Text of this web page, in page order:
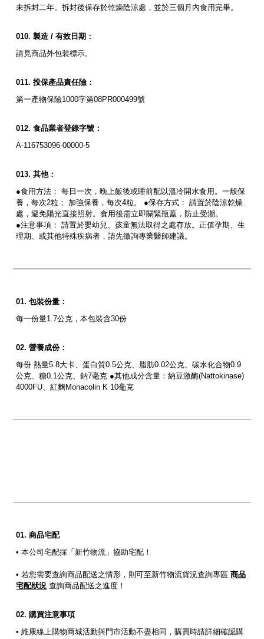
未拆封二年。拆封後保存於乾燥陰涼處，並於三個月內食用完畢。
製造 /有效日期：
請見商品外包裝標示。
投保產品責任險：
第一產物保險1000字第08PR000499號
食品業者登錄字號：
A-116753096-00000-5
其他：
●食用方法： 每日一次，晚上飯後或睡前配以溫冷開水食用。一般保
養，每次2粒； 加強保養，每次4粒。 ●保存方式： 請置於陰涼乾燥
處，避免陽光直接照射。食用後需立即關緊瓶蓋，防止受潮。
●注意事項： 請置於嬰幼兒、孩童無法取得之處存放。正值孕期、生
理期、或其他特殊疾病者，請先徵詢專業醫師建議。
包裝份量：
每一份量1.7公克，本包裝含30份
營養成份：
每份 熱量5.8大卡、蛋白質0.5公克、脂肪0.02公克、碳水化合物0.9
公克、糖0.1公克、鈉7毫克 ●其他成分含量：納豆激酶(Nattokinase)
4000FU、紅麴Monacolin K 10毫克
商品宅配
• 本公司宅配採「新竹物流」協助宅配！
• 若您需要查詢商品配送之情形，則可至新竹物流貨況查詢專區商品
宅配狀況 查詢商品配送之進度！
購買注意事項
• 維康線上購物商城活動與門市活動不盡相同，購買時請詳細確認購